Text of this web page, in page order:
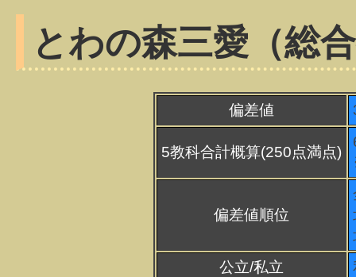
とわの森三愛（総
偏差値
5教科合計概算(250点満点)
偏差値順位
公立/私立